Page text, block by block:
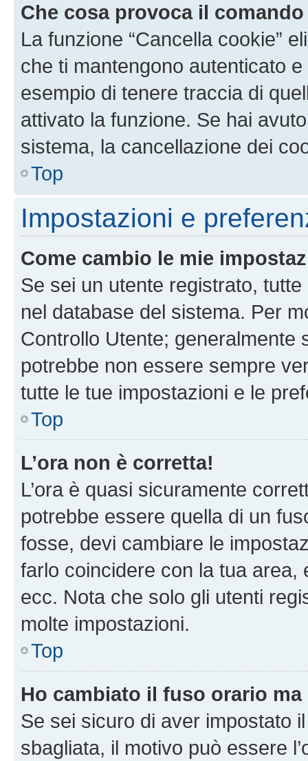
Che cosa provoca il
La funzione “Cancella cookie”
che ti mantengono autenticato
esempio di tenere traccia di
attivato la funzione. Se hai
sistema, la cancellazione dei
Top
Impostazioni e
Come cambio le mie
Se sei un utente registrato,
nel database del sistema. Per
Controllo Utente; generalmente
potrebbe non essere sempre
tutte le tue impostazioni e le
Top
L’ora non è corretta!
L’ora è quasi sicuramente
potrebbe essere quella di un
fosse, devi cambiare le
farlo coincidere con la tua area,
ecc. Nota che solo gli utenti
molte impostazioni.
Top
Ho cambiato il fuso orario ma
Se sei sicuro di aver impostato
sbagliata, il motivo può essere